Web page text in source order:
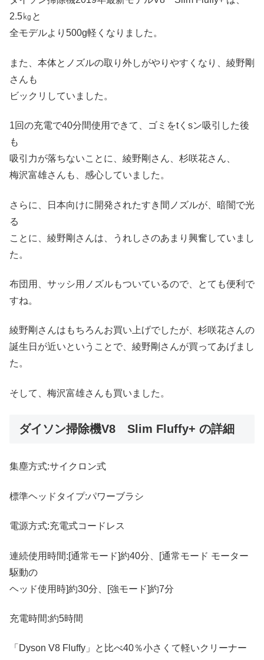
2.5㎏と
全モデルより500g軽くなりました。
また、本体とノズルの取り外しがやりやすくなり、綾野剛
さんも
ビックリしていました。
1回の充電で40分間使用できて、ゴミをtくsン吸引した後
も
吸引力が落ちないことに、綾野剛さん、杉咲花さん、
梅沢富雄さんも、感心していました。
さらに、日本向けに開発されたすき間ノズルが、暗闇で光
る
ことに、綾野剛さんは、うれしさのあまり興奮していまし
た。
布団用、サッシ用ノズルもついているので、とても便利で
すね。
綾野剛さんはもちろんお買い上げでしたが、杉咲花さんの
誕生日が近いということで、綾野剛さんが買ってあげまし
た。
そして、梅沢富雄さんも買いました。
ダイソン掃除機V8 Slim Fluffy+ の詳細
集塵方式:サイクロン式
標準ヘッドタイプ:パワーブラシ
電源方式:充電式コードレス
連続使用時間:[通常モード]約40分、[通常モード モーター
駆動の
ヘッド使用時]約30分、[強モード]約7分
充電時間:約5時間
「Dyson V8 Fluffy」と比べ40％小さくて軽いクリーナー